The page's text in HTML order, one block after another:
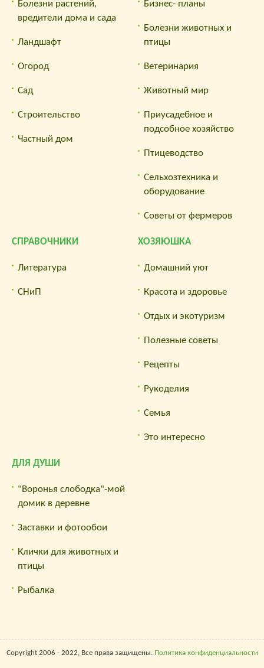
Болезни растений,
вредители дома и сада
Ландшафт
Огород
Сад
Строительство
Частный дом
Бизнес- планы
Болезни животных и
птицы
Ветеринария
Животный мир
Приусадебное и
подсобное хозяйство
Птицеводство
Сельхозтехника и
оборудование
Советы от фермеров
СПРАВОЧНИКИ
Литература
СНиП
ХОЗЯЮШКА
Домашний уют
Красота и здоровье
Отдых и экотуризм
Полезные советы
Рецепты
Рукоделия
Семья
Это интересно
ДЛЯ ДУШИ
"Воронья слободка"-мой
домик в деревне
Заставки и фотообои
Клички для животных и
птицы
Рыбалка
Copyright 2006 - 2022, Все права защищены. Политика конфиденциальности